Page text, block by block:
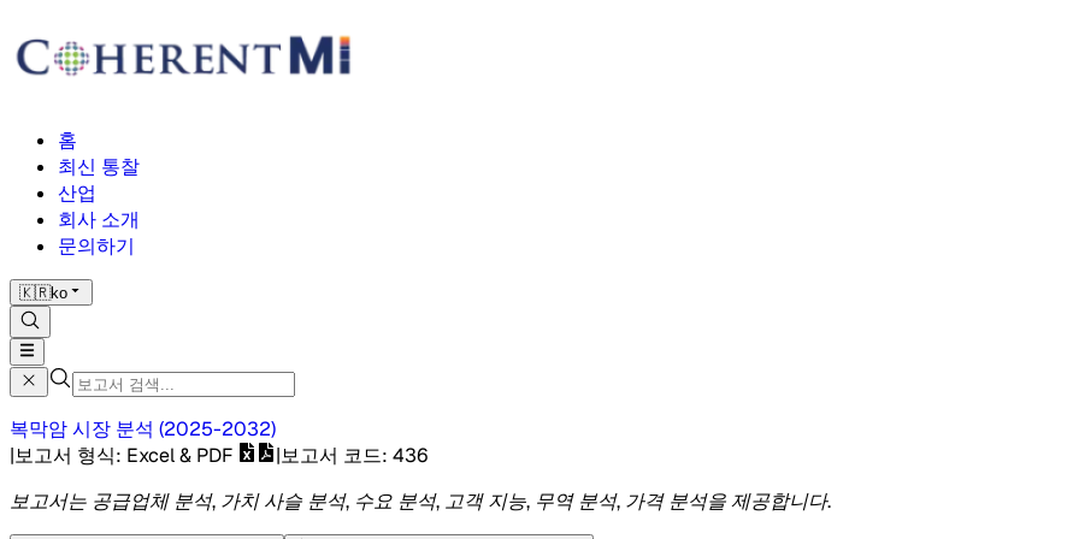
홈
최신 통찰
산업
회사 소개
문의하기
🇰🇷ko
복막암 시장 분석 (2025-2032)
|보고서 형식: Excel & PDF |보고서 코드: 436
보고서는 공급업체 분석, 가치 사슬 분석, 수요 분석, 고객 지능, 무역 분석, 가격 분석을 제공합니다.